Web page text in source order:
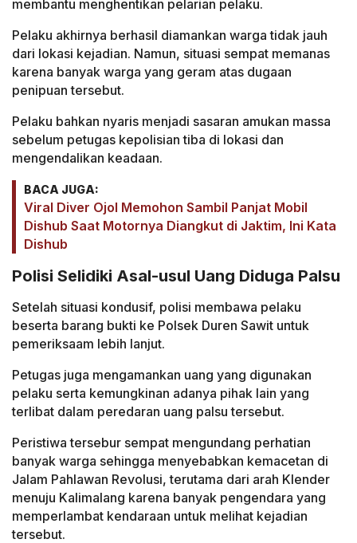
membantu menghentikan pelarian pelaku.
Pelaku akhirnya berhasil diamankan warga tidak jauh
dari lokasi kejadian. Namun, situasi sempat memanas
karena banyak warga yang geram atas dugaan
penipuan tersebut.
Pelaku bahkan nyaris menjadi sasaran amukan massa
sebelum petugas kepolisian tiba di lokasi dan
mengendalikan keadaan.
BACA JUGA:
Viral Diver Ojol Memohon Sambil Panjat Mobil
Dishub Saat Motornya Diangkut di Jaktim, Ini Kata
Dishub
Polisi Selidiki Asal-usul Uang Diduga Palsu
Setelah situasi kondusif, polisi membawa pelaku
beserta barang bukti ke Polsek Duren Sawit untuk
pemeriksaam lebih lanjut.
Petugas juga mengamankan uang yang digunakan
pelaku serta kemungkinan adanya pihak lain yang
terlibat dalam peredaran uang palsu tersebut.
Peristiwa tersebur sempat mengundang perhatian
banyak warga sehingga menyebabkan kemacetan di
Jalam Pahlawan Revolusi, terutama dari arah Klender
menuju Kalimalang karena banyak pengendara yang
memperlambat kendaraan untuk melihat kejadian
tersebut.